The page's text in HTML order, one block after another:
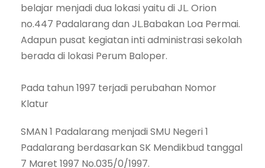
belajar menjadi dua lokasi yaitu di JL. Orion
no.447 Padalarang dan JL.Babakan Loa Permai.
Adapun pusat kegiatan inti administrasi sekolah
berada di lokasi Perum Baloper.
Pada tahun 1997 terjadi perubahan Nomor
Klatur
SMAN 1 Padalarang menjadi SMU Negeri 1
Padalarang berdasarkan SK Mendikbud tanggal
7 Maret 1997 No.035/0/1997.